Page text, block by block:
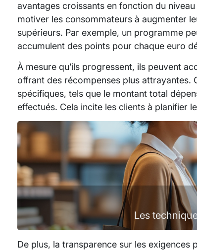
avantages croissants en fonction du
motiver les consommateurs à augmenter
supérieurs. Par exemple, un programme
accumulent des points pour chaque euro
À mesure qu’ils progressent, ils peuvent
offrant des récompenses plus attrayantes.
spécifiques, tels que le montant total
effectués. Cela incite les clients à planifier
Les
De plus, la transparence sur les